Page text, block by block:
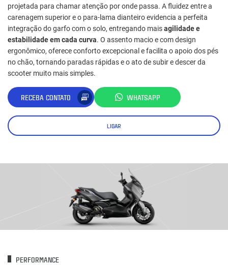
projetada para chamar atenção por onde passa. A fluidez entre a
carenagem superior e o para-lama dianteiro evidencia a perfeita
integração do garfo com o solo, entregando maisagilidade e
estabilidade em cada curva. O assento macio e com design
ergonômico, oferece conforto excepcional e facilita o apoio dos pés
no chão, tornando paradas rápidas e o ato de subir e descer da
scooter muito mais simples.
RECEBA CONTATO WHATSAPP
LIGAR
PERFORMANCE